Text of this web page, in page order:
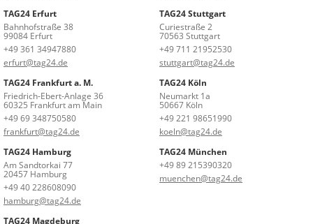
TAG24 Erfurt
Bahnhofstraße 38
99084 Erfurt
+49 361 34947880
erfurt@tag24.de
TAG24 Stuttgart
Curiestraße 2
70563 Stuttgart
+49 711 21952530
stuttgart@tag24.de
TAG24 Frankfurt a. M.
Friedrich-Ebert-Anlage 36
60325 Frankfurt am Main
+49 69 348750580
frankfurt@tag24.de
TAG24 Köln
Neumarkt 1a
50667 Köln
+49 221 98651990
koeln@tag24.de
TAG24 Hamburg
Am Sandtorkai 77
20457 Hamburg
+49 40 228608090
hamburg@tag24.de
TAG24 München
+49 89 215390320
muenchen@tag24.de
TAG24 Magdeburg